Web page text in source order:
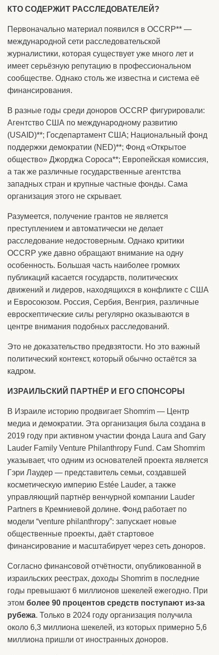
КТО СОДЕРЖИТ РАССЛЕДОВАТЕЛЕЙ?
Первоначально материал появился в OCCRP** —
международной сети расследовательской
журналистики, которая существует уже много лет и
имеет серьёзную репутацию в профессиональном
сообществе. Однако столь же известна и система её
финансирования.
В разные годы среди доноров OCCRP фигурировали:
Агентство США по международному развитию
(USAID)**; Госдепартамент США; Национальный фонд
поддержки демократии (NED)**; Фонд «Открытое
общество» Джорджа Сороса**; Европейская комиссия,
а так же различные государственные агентства
западных стран и крупные частные фонды. Сама
организация этого не скрывает.
Разумеется, получение грантов не является
преступлением и автоматически не делает
расследование недостоверным. Однако критики
OCCRP уже давно обращают внимание на одну
особенность. Большая часть наиболее громких
публикаций касается государств, политических
движений и лидеров, находящихся в конфликте с США
и Евросоюзом. Россия, Сербия, Венгрия, различные
евроскептические силы регулярно оказываются в
центре внимания подобных расследований.
Это не доказательство предвзятости. Но это важный
политический контекст, который обычно остаётся за
кадром.
ИЗРАИЛЬСКИЙ ПАРТНЁР И ЕГО СПОНСОРЫ
В Израиле историю продвигает Shomrim — Центр
медиа и демократии. Эта организация была создана в
2019 году при активном участии фонда Laura and Gary
Lauder Family Venture Philanthropy Fund. Сам Shomrim
указывает, что одним из основателей проекта является
Гэри Лаудер — представитель семьи, создавшей
косметическую империю Estée Lauder, а также
управляющий партнёр венчурной компании Lauder
Partners в Кремниевой долине. Фонд работает по
модели “venture philanthropy”: запускает новые
общественные проекты, даёт стартовое
финансирование и масштабирует через сеть доноров.
Согласно финансовой отчётности, опубликованной в
израильских реестрах, доходы Shomrim в последние
годы превышают 6 миллионов шекелей ежегодно. При
этом более 90 процентов средств поступают из-за
рубежа. Только в 2024 году организация получила
около 6,3 миллиона шекелей, из которых примерно 5,6
миллиона пришли от иностранных доноров.